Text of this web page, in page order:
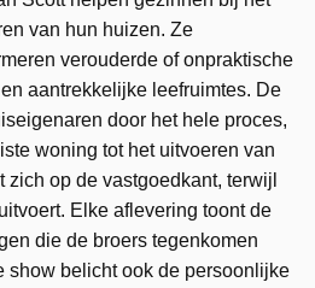
van hun huizen. Ze
verouderde of onpraktische
aantrekkelijke leefruimtes. De
door het hele proces,
woning tot het uitvoeren van
op de vastgoedkant, terwijl
Elke aflevering toont de
die de broers tegenkomen
show belicht ook de persoonlijke